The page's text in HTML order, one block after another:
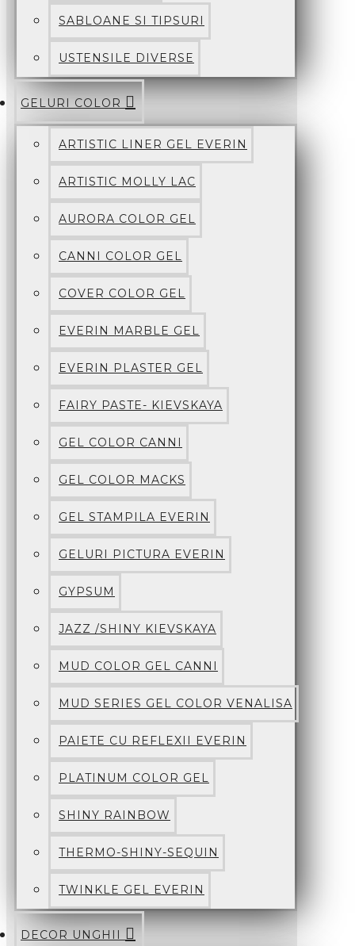
SABLOANE SI TIPSURI
USTENSILE DIVERSE
GELURI COLOR
ARTISTIC LINER GEL EVERIN
ARTISTIC MOLLY LAC
AURORA COLOR GEL
CANNI COLOR GEL
COVER COLOR GEL
EVERIN MARBLE GEL
EVERIN PLASTER GEL
FAIRY PASTE- KIEVSKAYA
GEL COLOR CANNI
GEL COLOR MACKS
GEL STAMPILA EVERIN
GELURI PICTURA EVERIN
GYPSUM
JAZZ /SHINY KIEVSKAYA
MUD COLOR GEL CANNI
MUD SERIES GEL COLOR VENALISA
PAIETE CU REFLEXII EVERIN
PLATINUM COLOR GEL
SHINY RAINBOW
THERMO-SHINY-SEQUIN
TWINKLE GEL EVERIN
DECOR UNGHII